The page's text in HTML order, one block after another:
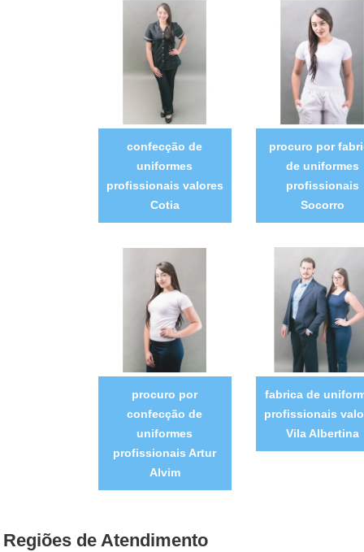
confecção de
uniformes
profissionais valores
Cotia
procuro por
de uniformes
profissionais
Socorro
procuro por
confecção de
uniformes
profissionais Artur
Alvim
fabrica de
profissionais
Vila Albertina
Regiões de Atendimento